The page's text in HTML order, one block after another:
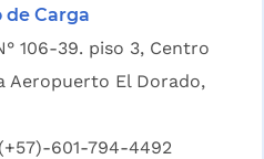
Carga
106-39. piso 3, Centro
Aeropuerto El Dorado,
601-794-4492